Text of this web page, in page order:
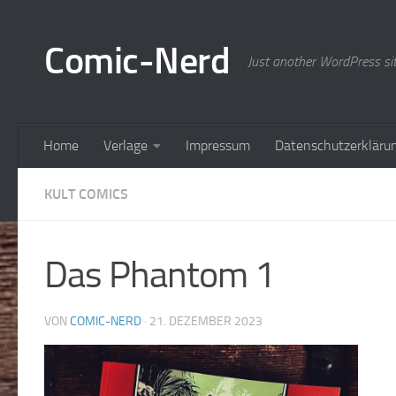
Comic-Nerd Just another WordPress
Home Verlage Impressum
KULT COMICS
Das Phantom 1
VON COMIC-NERD · 21. DEZEMBER 2023